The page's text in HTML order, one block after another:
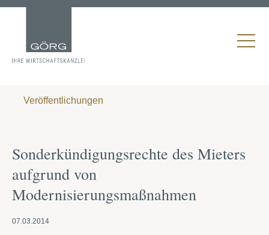
Veröffentlichungen
Sonderkündigungsrechte des Mieters
aufgrund von
Modernisierungsmaßnahmen
07.03.2014